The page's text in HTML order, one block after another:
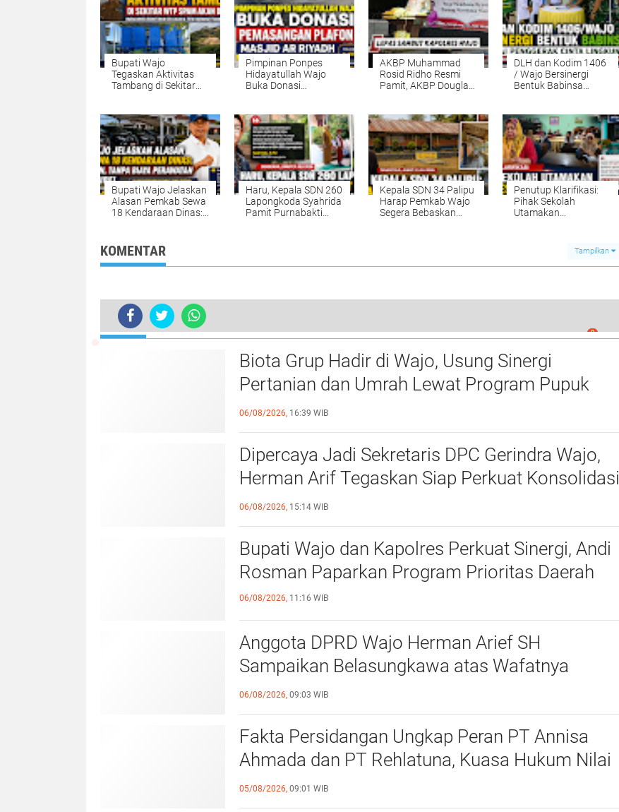
Bupati Wajo
Tegaskan Aktivitas
Tambang di Sekitar
Minta ESDM Turun
Cek Lokasi dan Titik
Koordinat Tambang
Pimpinan Ponpes
Hidayatullah Wajo
Buka Donasi
Masyarakat Raih
Keberkahan Sedekah
AKBP Muhammad
Rosid Ridho Resmi
Pamit, AKBP Douglas
Wajo; Bupati Andi
Rosman Ajak Perkuat
Sinergi Jaga
Kamtibmas
DLH dan Kodim 1406
/ Wajo Bersinergi
Bentuk Babinsa
Siap Bergerak Pasca
HUT Kemerdekaan
Bupati Wajo Jelaskan
Alasan Pemkab Sewa
18 Kendaraan Dinas:
Fleksibel
Haru, Kepala SDN 260
Lapongkoda Syahrida
Pamit Purnabakti
Kepala SDN 34 Palipu
Harap Pemkab Wajo
Segera Bebaskan
Penutup Klarifikasi:
Pihak Sekolah
Utamakan
KOMENTAR Tampilkan
Kasrem 141/Toddopuli Pimpin Gowes Bone–Wajo, Perkuat Soliditas Antar Satuan
0
TERKINI
Biota Grup Hadir di Wajo, Usung Sinergi
Pertanian dan Umrah Lewat Program Pupuk
Berhadiah DP Umrah
06/08/2026, 16:39 WIB
Dipercaya Jadi Sekretaris DPC Gerindra Wajo,
Herman Arif Tegaskan Siap Perkuat Konsolidasi
Partai
06/08/2026, 15:14 WIB
Bupati Wajo dan Kapolres Perkuat Sinergi, Andi
Rosman Paparkan Program Prioritas Daerah
06/08/2026, 11:16 WIB
Anggota DPRD Wajo Herman Arief SH
Sampaikan Belasungkawa atas Wafatnya
Ayahanda Kepala Desa Salobulo
06/08/2026, 09:03 WIB
Fakta Persidangan Ungkap Peran PT Annisa
Ahmada dan PT Rehlatuna, Kuasa Hukum Nilai
Dakwaan terhadap Asmar Lambo Tidak
Berdasar
05/08/2026, 09:01 WIB